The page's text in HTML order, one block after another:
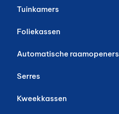
Tuinkamers
Foliekassen
Automatische raamopeners
Serres
Kweekkassen